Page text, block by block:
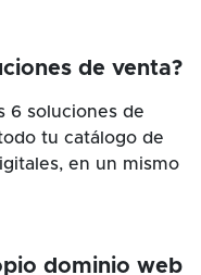
de venta?
6 soluciones de
tu catálogo de
en un mismo
dominio web